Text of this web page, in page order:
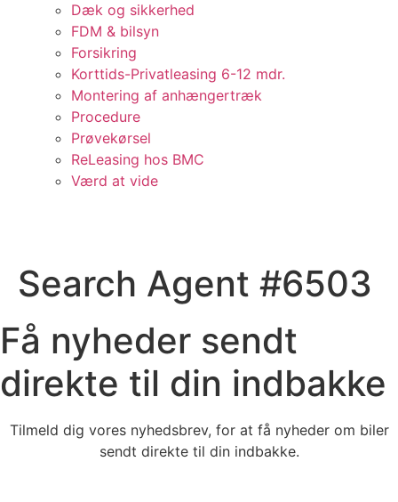
Dæk og sikkerhed
FDM & bilsyn
Forsikring
Korttids-Privatleasing 6-12 mdr.
Montering af anhængertræk
Procedure
Prøvekørsel
ReLeasing hos BMC
Værd at vide
Search Agent #6503
Få nyheder sendt
direkte til din indbakke
Tilmeld dig vores nyhedsbrev, for at få nyheder om biler
sendt direkte til din indbakke.